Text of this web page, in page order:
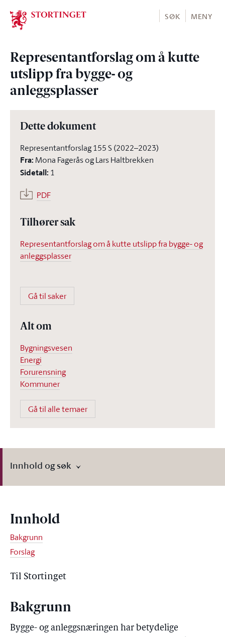
Stortinget.no
SØK MENY
Representantforslag om å kutte
utslipp fra bygge- og
anleggsplasser
Dette dokument
Representantforslag 155 S (2022–2023)
Fra: Mona Fagerås og Lars Haltbrekken
Sidetall: 1
PDF
Tilhører sak
Representantforslag om å kutte utslipp fra bygge- og
anleggsplasser
Gå til saker
Alt om
Bygningsvesen
Energi
Forurensning
Kommuner
Gå til alle temaer
Innhold og søk
Innhold
Bakgrunn
Forslag
Til Stortinget
Bakgrunn
Bygge- og anleggsnæringen har betydelige